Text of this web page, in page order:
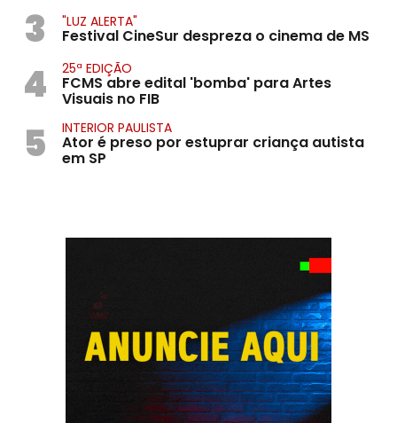
3 "LUZ ALERTA"
Festival CineSur despreza o cinema de MS
4 25ª EDIÇÃO
FCMS abre edital 'bomba' para Artes
Visuais no FIB
5 INTERIOR PAULISTA
Ator é preso por estuprar criança autista
em SP